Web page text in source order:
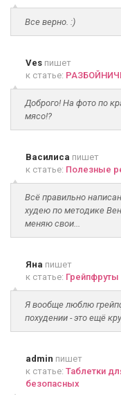
Все верно. :)
Ves пишет
к статье:
Доброго! На фото по
мясо!?
Василиса пишет
к статье: Полезные
Всё правильно
худею по методике
меняю свои...
Яна пишет
к статье: Грейпфруты
Я вообще люблю
похудении - это ещё
admin пишет
к статье: Таблетки
безопасных